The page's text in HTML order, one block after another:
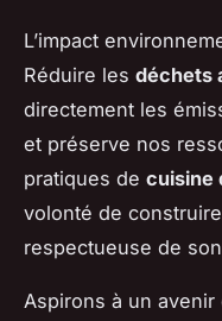
L’impact
Réduire les déchets
directement les
et préserve nos
pratiques de cuisine
volonté de
respectueuse de
Aspirons à un avenir